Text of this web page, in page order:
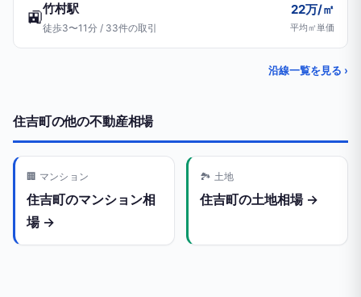
🚉竹村駅
徒歩3〜11分 / 33件の取引
22万/㎡
平均㎡単価
沿線一覧を見る ›
住吉町の他の不動産相場
🏢 マンション
住吉町のマンション相
場 →
🏞️ 土地
住吉町の土地相場 →